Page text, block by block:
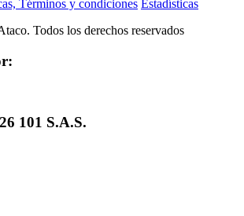
Términos y condiciones Estadísticas
Todos los derechos reservados
101 S.A.S.